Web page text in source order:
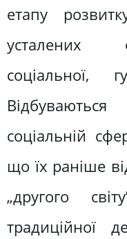
етапу
усталених
соціальної,
соціальній
що їх раніше
„другого
традиційної